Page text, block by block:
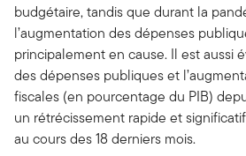
budgétaire, tandis que durant la
l’augmentation des dépenses
principalement en cause. Il est aussi
des dépenses publiques et
fiscales (en pourcentage du PIB)
un rétrécissement rapide et
au cours des 18 derniers mois.